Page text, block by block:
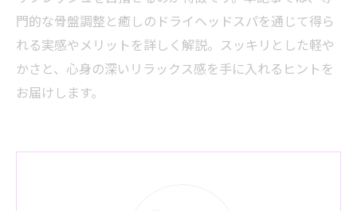
門的な骨盤調整と癒しのドライヘッドスパを通じて得ら
れる実感やメリットを詳しく解説。スッキリとした軽や
かさと、心身の深いリラックス感を手に入れるヒントを
お届けします。